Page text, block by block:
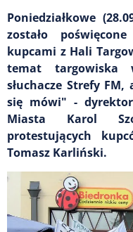
Poniedziałkowe
zostało
kupcami z Hali
temat targowiska
słuchacze Strefy
się mówi" -
Miasta Karol
protestujących
Tomasz Karliński.